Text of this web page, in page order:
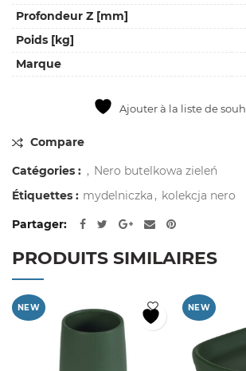
Profondeur Z [mm]
Poids [kg]
Marque
Ajouter à la liste de
Compare
Catégories : , Nero butelkowa zieleń
Étiquettes : mydelniczka , kolekcja nero
Partager
PRODUITS SIMILAIRES
NEW NEW